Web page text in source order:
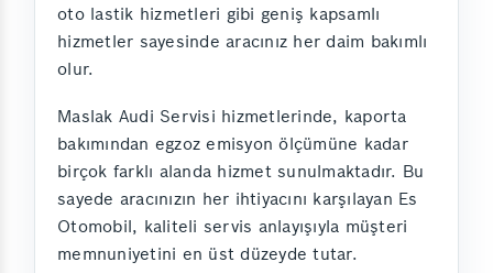
oto lastik hizmetleri gibi geniş kapsamlı
hizmetler sayesinde aracınız her daim bakımlı
olur.
Maslak Audi Servisi hizmetlerinde, kaporta
bakımından egzoz emisyon ölçümüne kadar
birçok farklı alanda hizmet sunulmaktadır. Bu
sayede aracınızın her ihtiyacını karşılayan Es
Otomobil, kaliteli servis anlayışıyla müşteri
memnuniyetini en üst düzeyde tutar.